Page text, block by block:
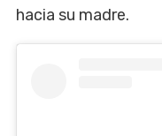
hacia su madre.